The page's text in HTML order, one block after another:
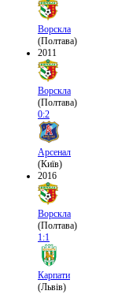
Ворскла
(Полтава)
2011
Ворскла
(Полтава)
0:2
Арсенал
(Київ)
2016
Ворскла
(Полтава)
1:1
Карпати
(Львів)